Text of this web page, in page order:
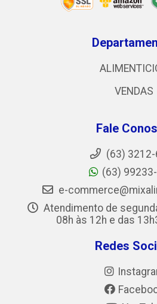
VENDAS
Fale
(63)
(63)
e-
Atendimento de
08h às 12h e das
Redes